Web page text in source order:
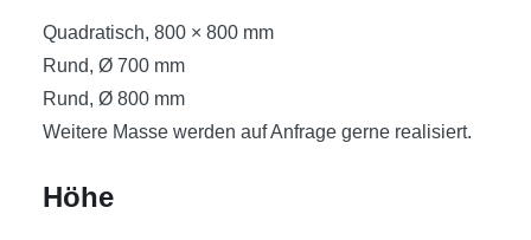
Quadratisch, 800 × 800 mm
Rund, Ø 700 mm
Rund, Ø 800 mm
Weitere Masse werden auf Anfrage gerne realisiert.
Höhe